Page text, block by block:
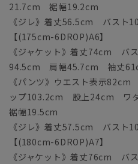
21.7cm 裾幅19.2cm
《ジレ》着丈56.5cm バスト
【(175cm-6DROP)A6】
《ジャケット》着丈74cm バ
94.5cm 肩幅45.7cm 袖丈
《パンツ》ウエスト表示
ップ103.2cm 股上24cm ワ
裾幅19.5cm
《ジレ》着丈57.5cm バスト
【(180cm-6DROP)A7】
《ジャケット》着丈76cm バ